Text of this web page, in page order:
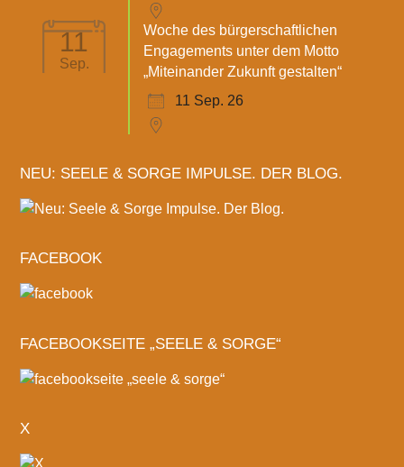
11
Sep.
Woche des bürgerschaftlichen
Engagements unter dem Motto
„Miteinander Zukunft gestalten“
11 Sep. 26
NEU: SEELE & SORGE IMPULSE. DER BLOG.
FACEBOOK
FACEBOOKSEITE „SEELE & SORGE“
X